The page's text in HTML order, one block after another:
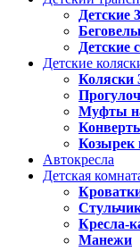
Детские
Беговелы
Детские
Детские
Коляски
Муфты
Козырек
Автокресла
Детская
Кресла-
Манежи